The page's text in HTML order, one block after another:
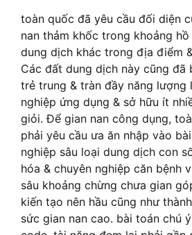
toàn quốc đã yêu cầu đối diện
nan thảm khốc trong khoảng
dung dịch khác trong địa điểm
Các đất dung dịch này cũng đã
trẻ trung & tràn đầy năng lượng
nghiệp ứng dụng & sở hữu ít
giỏi. Để gian nan công dụng,
phải yêu cầu ưa ăn nhập vào
nghiệp sâu loại dung dịch con
hóa & chuyên nghiệp căn bệnh
sâu khoảng chừng chưa gian
kiến tạo nên hầu cũng như
sức gian nan cao. bài toán chú